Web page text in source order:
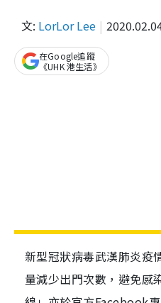
文: LorLor Lee
在Google追蹤
《UHK 港生活》
新型冠狀病毒武漢肺炎疫
量減少出門次數，避免感